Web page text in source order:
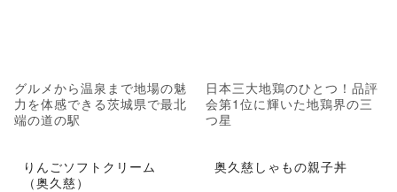
グルメから温泉まで地場の魅
力を体感できる茨城県で最北
端の道の駅
日本三大地鶏のひとつ！品評
会第1位に輝いた地鶏界の三
つ星
りんごソフトクリーム
（奥久慈）
奥久慈しゃもの親子丼